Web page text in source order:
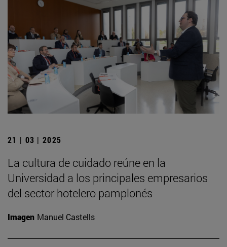
21 | 03 | 2025
La cultura de cuidado reúne en la
Universidad a los principales empresarios
del sector hotelero pamplonés
Imagen Manuel Castells